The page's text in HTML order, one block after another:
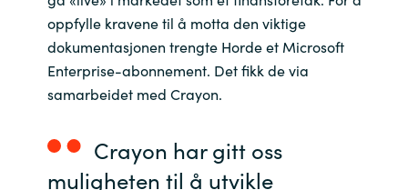
oppfylle kravene til å motta den viktige
dokumentasjonen trengte Horde et Microsoft
Enterprise-abonnement. Det fikk de via
samarbeidet med Crayon.
Crayon har gitt oss
muligheten til å utvikle